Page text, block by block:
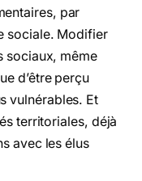
par
sociale. Modifier
sociaux, même
d’être perçu
vulnérables. Et
territoriales, déjà
avec les élus